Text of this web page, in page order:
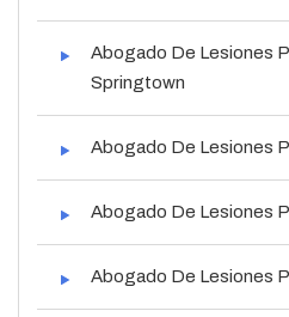
Abogado De Lesiones
Springtown
Abogado De Lesiones
Abogado De Lesiones
Abogado De Lesiones